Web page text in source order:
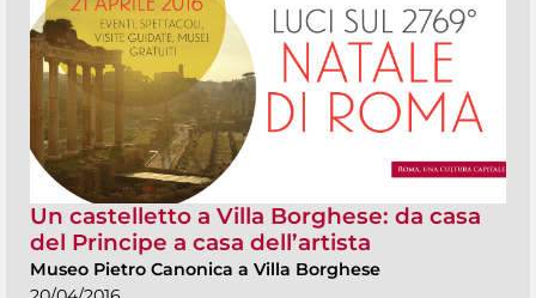
Un castelletto a Villa Borghese: da casa
del Principe a casa dell’artista
Museo Pietro Canonica a Villa Borghese